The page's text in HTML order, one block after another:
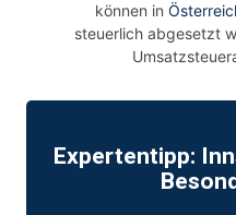
können in
steuerlich abgesetzt
Expertentipp: